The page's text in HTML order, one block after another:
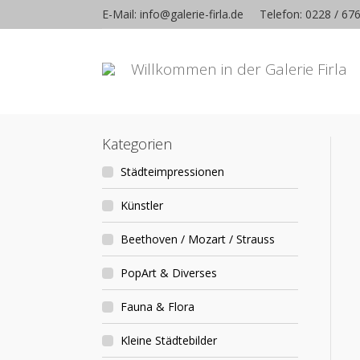
E-Mail: info@galerie-firla.de Telefon: 0228 /
Willkommen in der Galerie Firla
Kategorien
Städteimpressionen
Künstler
Beethoven / Mozart / Strauss
PopArt & Diverses
Fauna & Flora
Kleine Städtebilder